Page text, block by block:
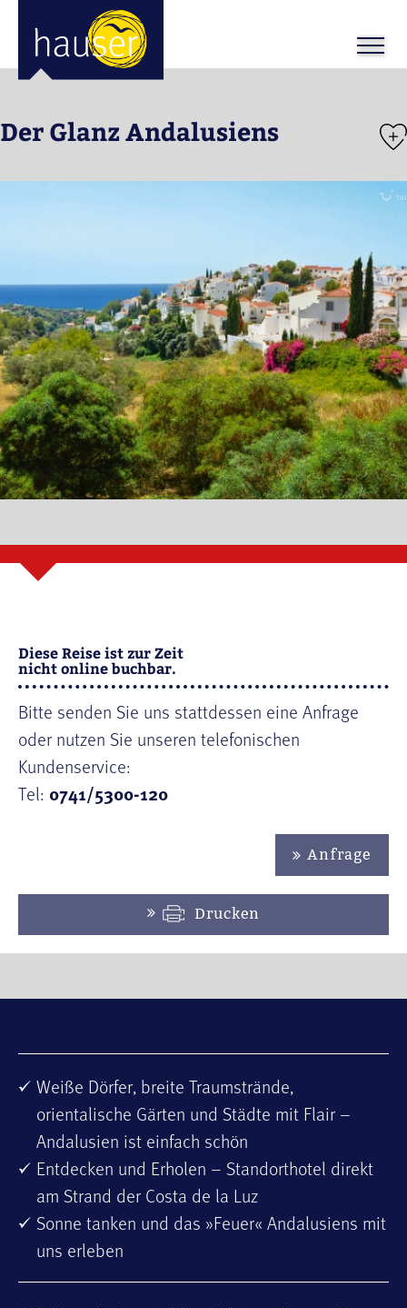
Der Glanz Andalusiens
Diese Reise ist zur Zeit
nicht online buchbar.
Bitte senden Sie uns stattdessen eine Anfrage
oder nutzen Sie unseren telefonischen
Kundenservice:
Tel: 0741/5300-120
Anfrage
Drucken
Weiße Dörfer, breite Traumstrände,
orientalische Gärten und Städte mit Flair –
Andalusien ist einfach schön
Entdecken und Erholen – Standorthotel direkt
am Strand der Costa de la Luz
Sonne tanken und das »Feuer« Andalusiens mit
uns erleben